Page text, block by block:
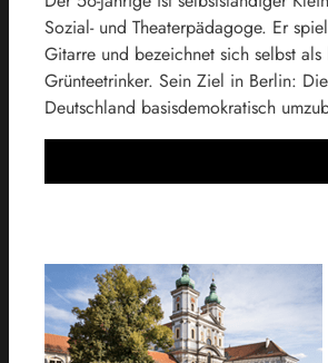
Sozial- und Theaterpädagoge. Er
Gitarre und bezeichnet sich selbst
Grünteetrinker. Sein Ziel in Berlin:
Deutschland basisdemokratisch